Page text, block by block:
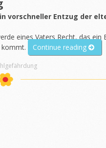
vorschneller Entzug der
eines Vaters Recht, das ein
Continue reading „BvR
1202/
zur